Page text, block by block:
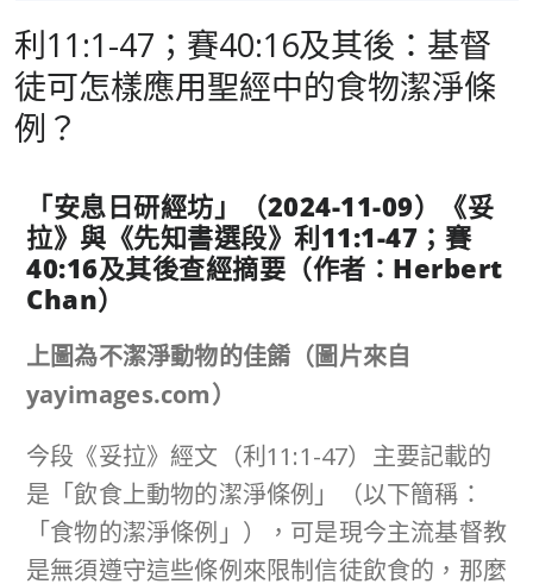
利11:1-47；賽40:16及其後：基督
徒可怎樣應用聖經中的食物潔淨條
例？
「安息日研經坊」（2024-11-09）《妥
拉》與《先知書選段》利11:1-47 ；賽
40:16及其後查經摘要（作者： Herbert
Chan）
上圖為不潔淨動物的佳餚（圖片來自
yayimages.com）
今段《妥拉》經文（利11:1-47）主要記載的
是「飲食上動物的潔淨條例」（以下簡稱：
「食物的潔淨條例」），可是現今主流基督教
是無須遵守這些條例來限制信徒飲食的，那麼